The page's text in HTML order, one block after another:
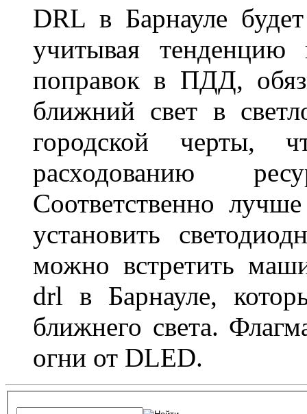
DRL в Барнауле
учитывая тенденцию
поправок в ПДД,
ближний свет в
городской черты,
расходованию
Соответственно
установить
можно встретить
drl в Барнауле,
ближнего света.
огни от DLED.